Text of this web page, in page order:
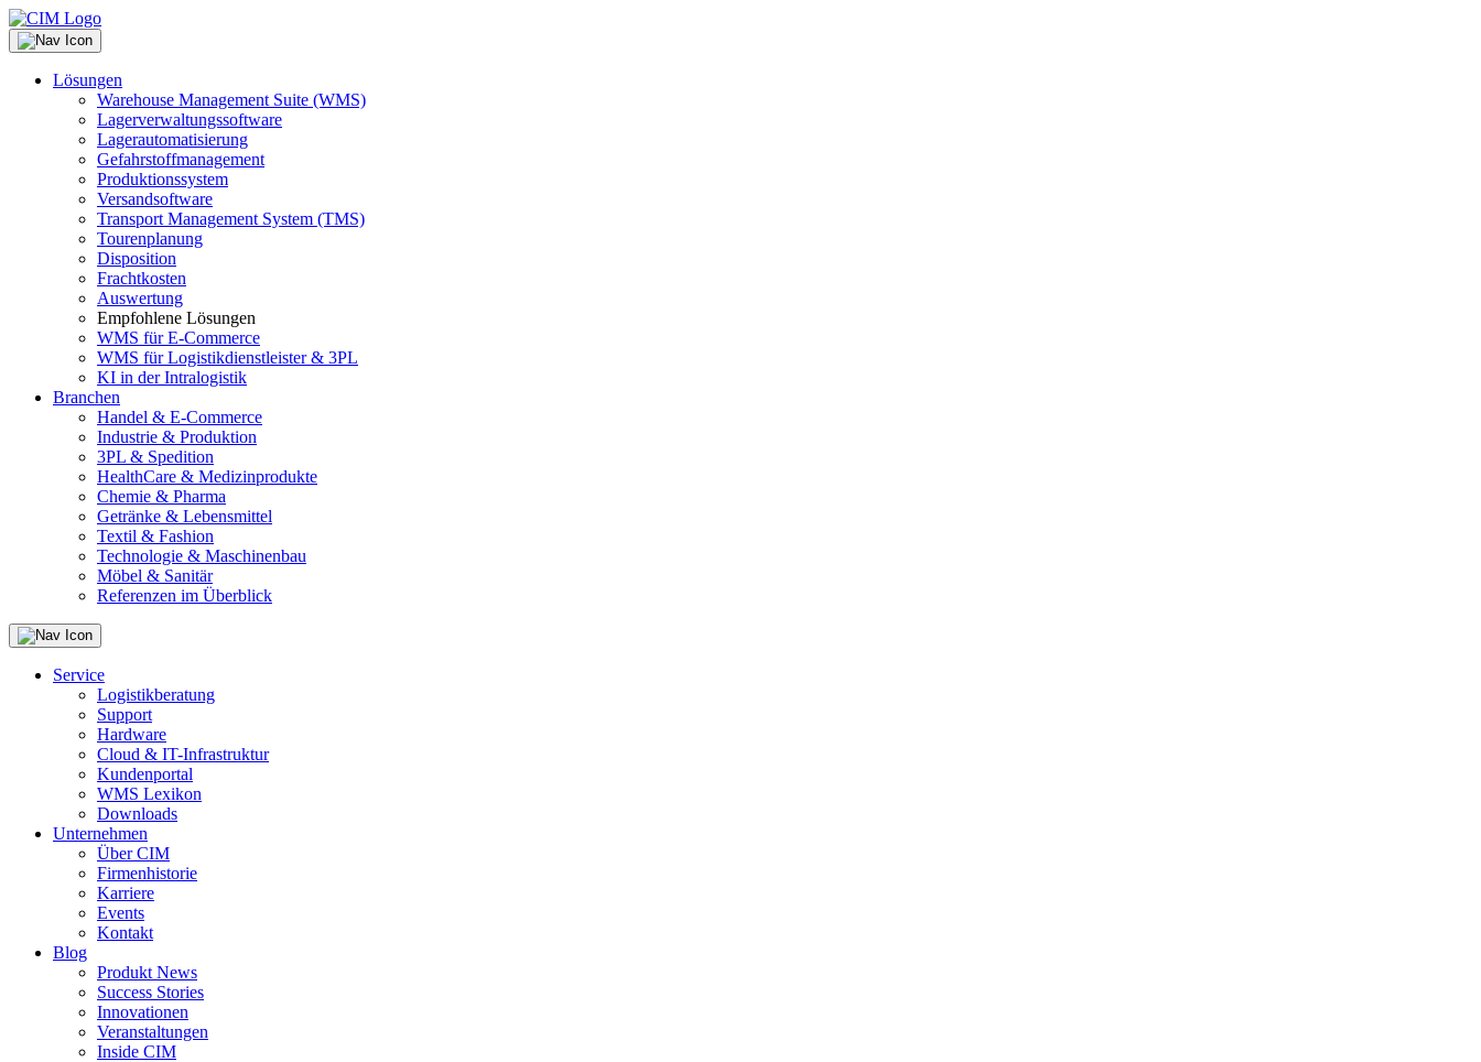
Lösungen
Warehouse Management Suite (WMS)
Lagerverwaltungssoftware
Lagerautomatisierung
Gefahrstoffmanagement
Produktionssystem
Versandsoftware
Transport Management System (TMS)
Tourenplanung
Disposition
Frachtkosten
Auswertung
Empfohlene Lösungen
WMS für E-Commerce
WMS für Logistikdienstleister & 3PL
KI in der Intralogistik
Branchen
Handel & E-Commerce
Industrie & Produktion
3PL & Spedition
HealthCare & Medizinprodukte
Chemie & Pharma
Getränke & Lebensmittel
Textil & Fashion
Technologie & Maschinenbau
Möbel & Sanitär
Referenzen im Überblick
Service
Logistikberatung
Support
Hardware
Cloud & IT-Infrastruktur
Kundenportal
WMS Lexikon
Downloads
Unternehmen
Über CIM
Firmenhistorie
Karriere
Events
Kontakt
Blog
Produkt News
Success Stories
Innovationen
Veranstaltungen
Inside CIM